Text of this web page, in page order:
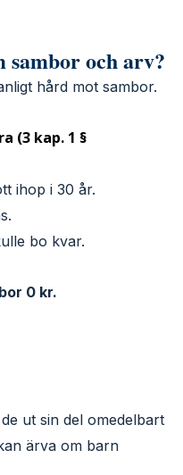
sambor och arv?
hård mot sambor.
(3 kap. 1 §
ihop i 30 år.
bo kvar.
0 kr.
ut sin del omedelbart
ärva om barn